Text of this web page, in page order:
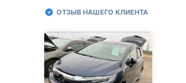
ОТЗЫВ НАШЕГО КЛИЕНТА